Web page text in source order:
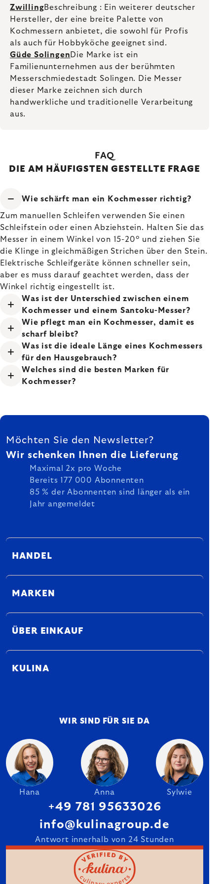
ZwillingBeschreibung : Ein weiterer deutscher
Hersteller, der eine breite Palette von
Kochmessern anbietet, die sowohl für Profis
als auch für Hobbyköche geeignet sind.
Güde Solingen Die Marke ist ein
Familienunternehmen aus der berühmten
Messerschmiedestadt Solingen. Die Messer
dieser Marke zeichnen sich durch
handwerkliche und traditionelle Verarbeitung
aus.
FAQ
DIE AM HÄUFIGSTEN GESTELLTE FRAGE
Wie schärft man ein Kochmesser richtig?
Zum manuellen Schleifen verwenden Sie einen
Schleifstein oder einen Abziehstein. Halten Sie das
Messer in einem Winkel von 15-20° und ziehen Sie
die Klinge in gleichmäßigen Strichen über den Stein.
Elektrische Schleifgeräte können schneller sein,
aber es muss darauf geachtet werden, dass der
Winkel richtig eingestellt ist.
Was ist der Unterschied zwischen einem
Kochmesser und einem Santoku-Messer?
Wie pflegt man ein Kochmesser, damit es
scharf bleibt?
Was ist die ideale Länge eines Kochmessers
für den Hausgebrauch?
Welches sind die besten Marken für
Kochmesser?
FUSSZEILE
Möchten Sie den Newsletter?
Wir schenken Ihnen die Lieferung
Maximal 2x pro Woche
Bereits 177 000 Abonnenten
85 % der Abonnenten sind länger als ein
Jahr angemeldet
HANDEL
MARKEN
ÜBER EINKAUF
KULINA
WIR SIND FÜR SIE DA
Hana Anna Sylwie
+49 781 95633026
info@kulinagroup.de
Antwort innerhalb von 24 Stunden